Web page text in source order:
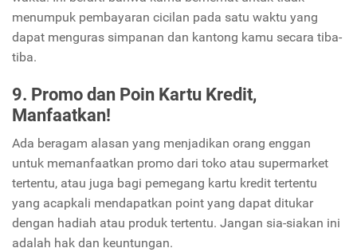
menumpuk pembayaran cicilan pada satu waktu yang
dapat menguras simpanan dan kantong kamu secara tiba-
tiba.
9. Promo dan Poin Kartu Kredit,
Manfaatkan!
Ada beragam alasan yang menjadikan orang enggan
untuk memanfaatkan promo dari toko atau supermarket
tertentu, atau juga bagi pemegang kartu kredit tertentu
yang acapkali mendapatkan point yang dapat ditukar
dengan hadiah atau produk tertentu. Jangan sia-siakan ini
adalah hak dan keuntungan.